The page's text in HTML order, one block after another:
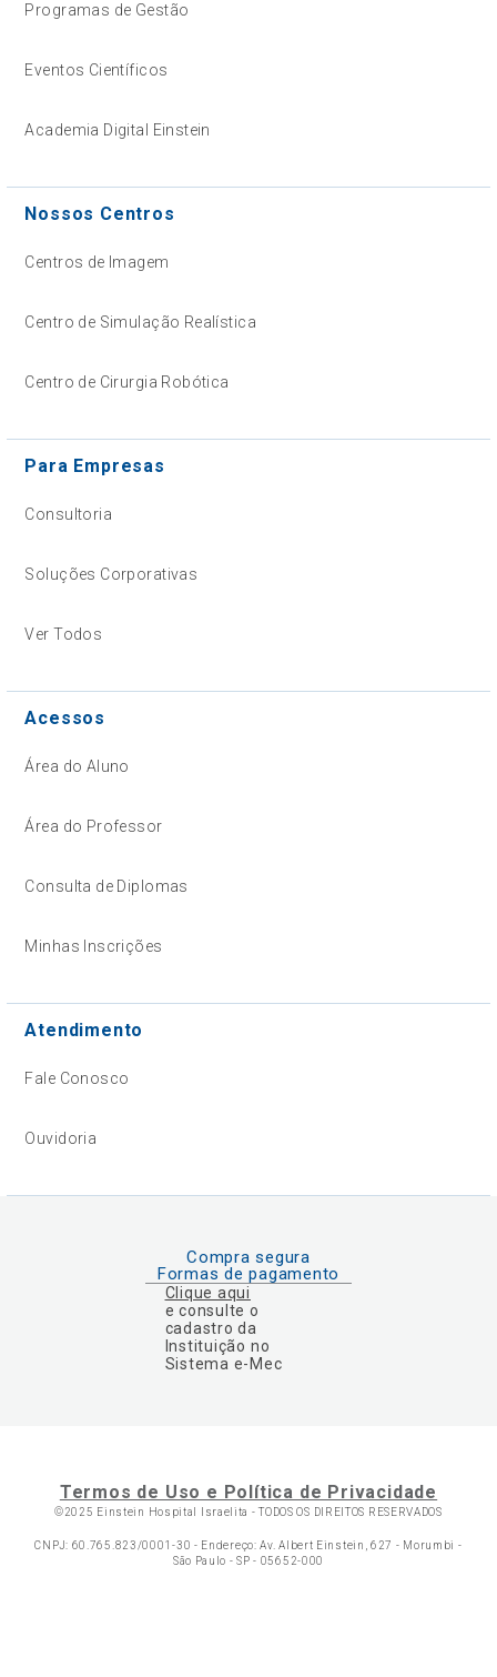
Programas de Gestão
Eventos Científicos
Academia Digital Einstein
Nossos Centros
Centros de Imagem
Centro de Simulação Realística
Centro de Cirurgia Robótica
Para Empresas
Consultoria
Soluções Corporativas
Ver Todos
Acessos
Área do Aluno
Área do Professor
Consulta de Diplomas
Minhas Inscrições
Atendimento
Fale Conosco
Ouvidoria
Compra segura
Formas de pagamento
Clique aqui
e consulte o
cadastro da
Instituição no
Sistema e-Mec
Termos de Uso e Política de Privacidade
©2025 Einstein Hospital Israelita -TODOS OS DIREITOS RESERVADOS
CNPJ: 60.765.823/0001-30 - Endereço: Av. Albert Einstein, 627 - Morumbi -
São Paulo - SP - 05652-000